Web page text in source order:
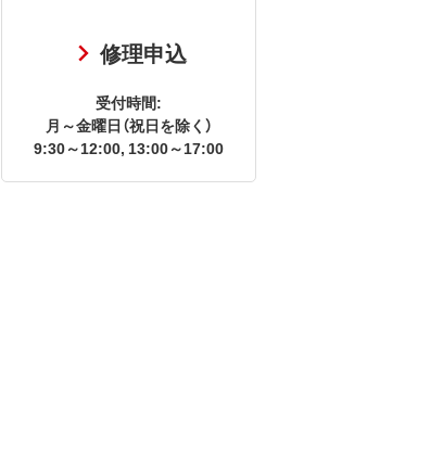
修理申込
受付時間:
月～金曜日（祝日を除く）
9:30～12:00, 13:00～17:00